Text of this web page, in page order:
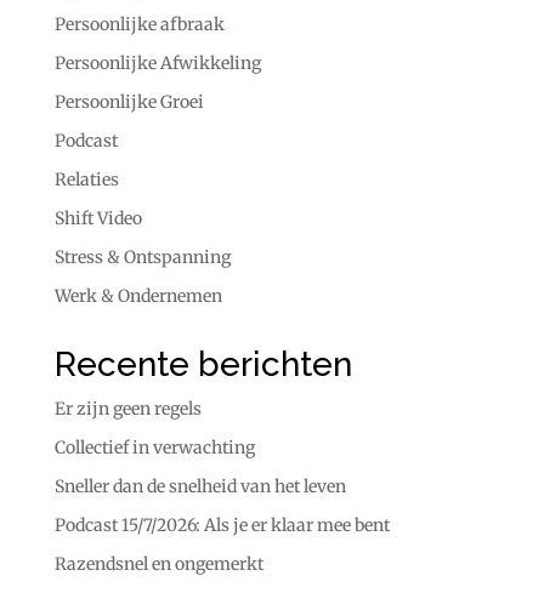
Persoonlijke afbraak
Persoonlijke Afwikkeling
Persoonlijke Groei
Podcast
Relaties
Shift Video
Stress & Ontspanning
Werk & Ondernemen
Recente berichten
Er zijn geen regels
Collectief in verwachting
Sneller dan de snelheid van het leven
Podcast 15/7/2026: Als je er klaar mee bent
Razendsnel en ongemerkt